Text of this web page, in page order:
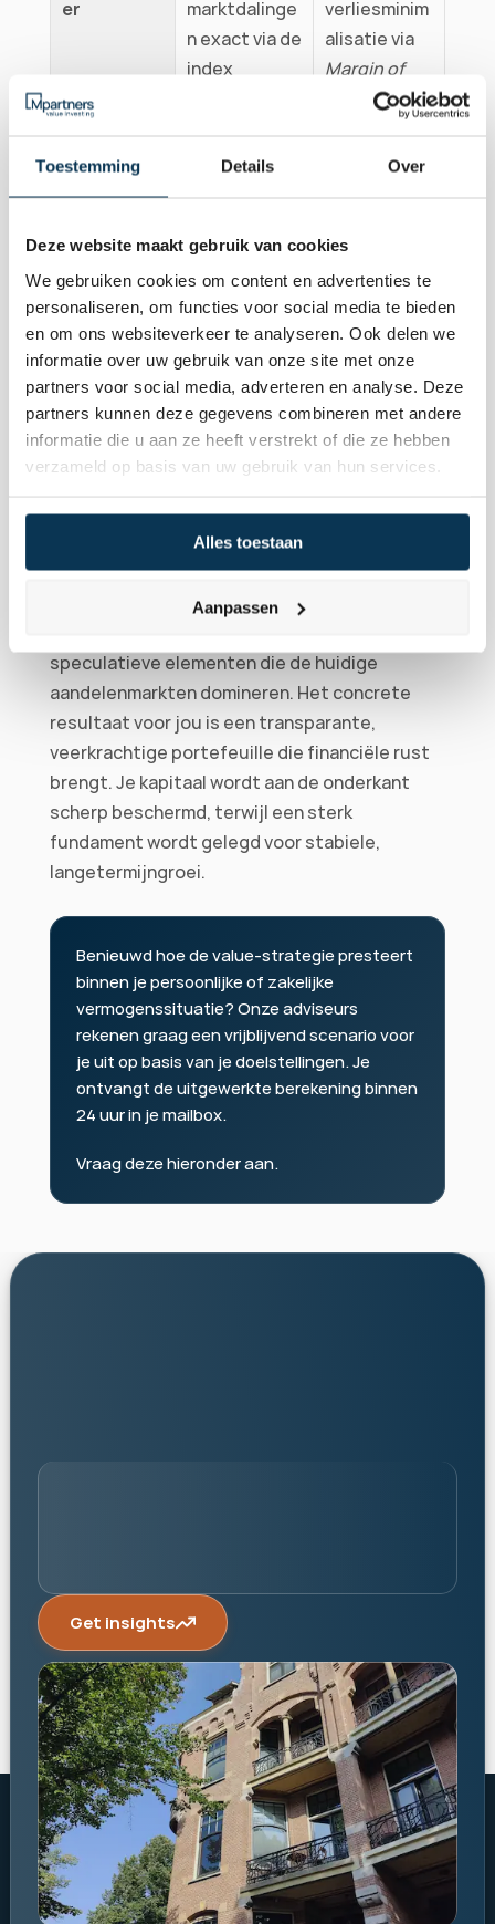
Toestemming Details Over
Deze website maakt gebruik van cookies
We gebruiken cookies om content en advertenties te
personaliseren, om functies voor social media te bieden
en om ons websiteverkeer te analyseren. Ook delen we
informatie over uw gebruik van onze site met onze
partners voor social media, adverteren en analyse. Deze
partners kunnen deze gegevens combineren met andere
informatie die u aan ze heeft verstrekt of die ze hebben
verzameld op basis van uw gebruik van hun services.
Alles toestaan
Aanpassen
er
marktdalinge
n exact via de
index
verliesminim
Margin of
Safety
Fundamentele zekerheid door de
Margin of Safety
300.000 een strikt onafhankelijk mandaat
waarbij gezond verstand de absolute
boventoon voert. Wij weigeren de hoofdprijs
te betalen voor markthypes of irrationele
groeibeloften. In plaats daarvan selecteren
proactief kwaliteitsbedrijven die door de
markt tijdelijk verkeerd zijn geprijsd. Door
uitsluitend posities in te nemen met een ruime
buffer in tegen economische tegenwind,
zonder in te leveren op solide
dividendrendementen.
Deze gedisciplineerde aandelenselectie vergt
speculatieve elementen die de huidige
aandelenmarkten domineren. Het concrete
resultaat voor jou is een transparante,
veerkrachtige portefeuille die financiële rust
brengt. Je kapitaal wordt aan de onderkant
scherp beschermd, terwijl een sterk
fundament wordt gelegd voor stabiele,
langetermijngroei.
Benieuwd hoe de value-strategie presteert
binnen je persoonlijke of zakelijke
vermogenssituatie? Onze adviseurs
rekenen graag een vrijblijvend scenario voor
je uit op basis van je doelstellingen. Je
ontvangt de uitgewerkte berekening binnen
24 uur in je mailbox.
Vraag deze hieronder aan.
Get insights